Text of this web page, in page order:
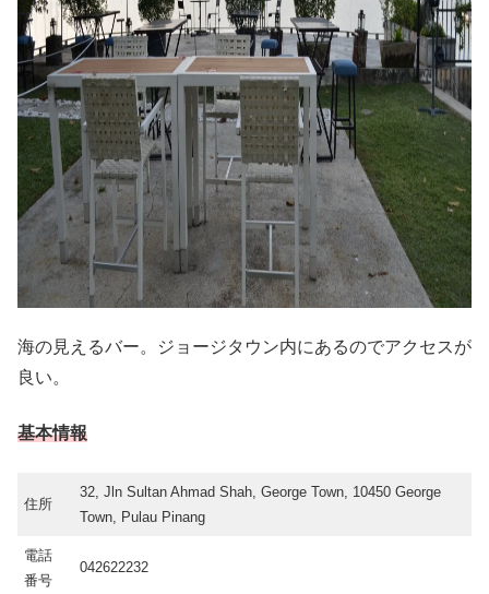
海の見えるバー。ジョージタウン内にあるのでアクセスが
良い。
基本情報
住所
32, Jln Sultan Ahmad Shah, George Town, 10450 George
Town, Pulau Pinang
電話
番号
042622232